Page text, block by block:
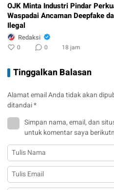
OJK Minta Industri Pindar
Waspadai Ancaman Deepfake
Ilegal
Redaksi
0 0 18 jam
Tinggalkan Balasan
Alamat email Anda tidak akan
ditandai*
Simpan nama, email, dan
untuk komentar saya